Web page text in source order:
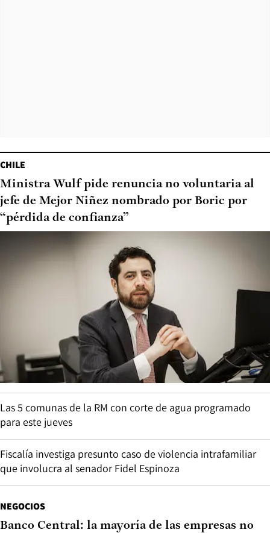
CHILE
Ministra Wulf pide renuncia no voluntaria al
jefe de Mejor Niñez nombrado por Boric por
“pérdida de confianza”
Las 5 comunas de la RM con corte de agua programado
para este jueves
Fiscalía investiga presunto caso de violencia intrafamiliar
que involucra al senador Fidel Espinoza
NEGOCIOS
Banco Central: la mayoría de las empresas no